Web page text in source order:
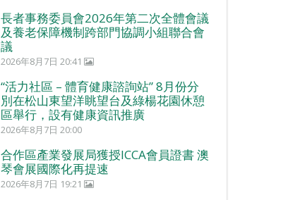
長者事務委員會2026年第二次全體會議
及養老保障機制跨部門協調小組聯合會
議
2026年8月7日 20:41
“活力社區 – 體育健康諮詢站” 8月份分
別在松山東望洋眺望台及綠楊花園休憩
區舉行，設有健康資訊推廣
2026年8月7日 20:00
合作區產業發展局獲授ICCA會員證書 澳
琴會展國際化再提速
2026年8月7日 19:21